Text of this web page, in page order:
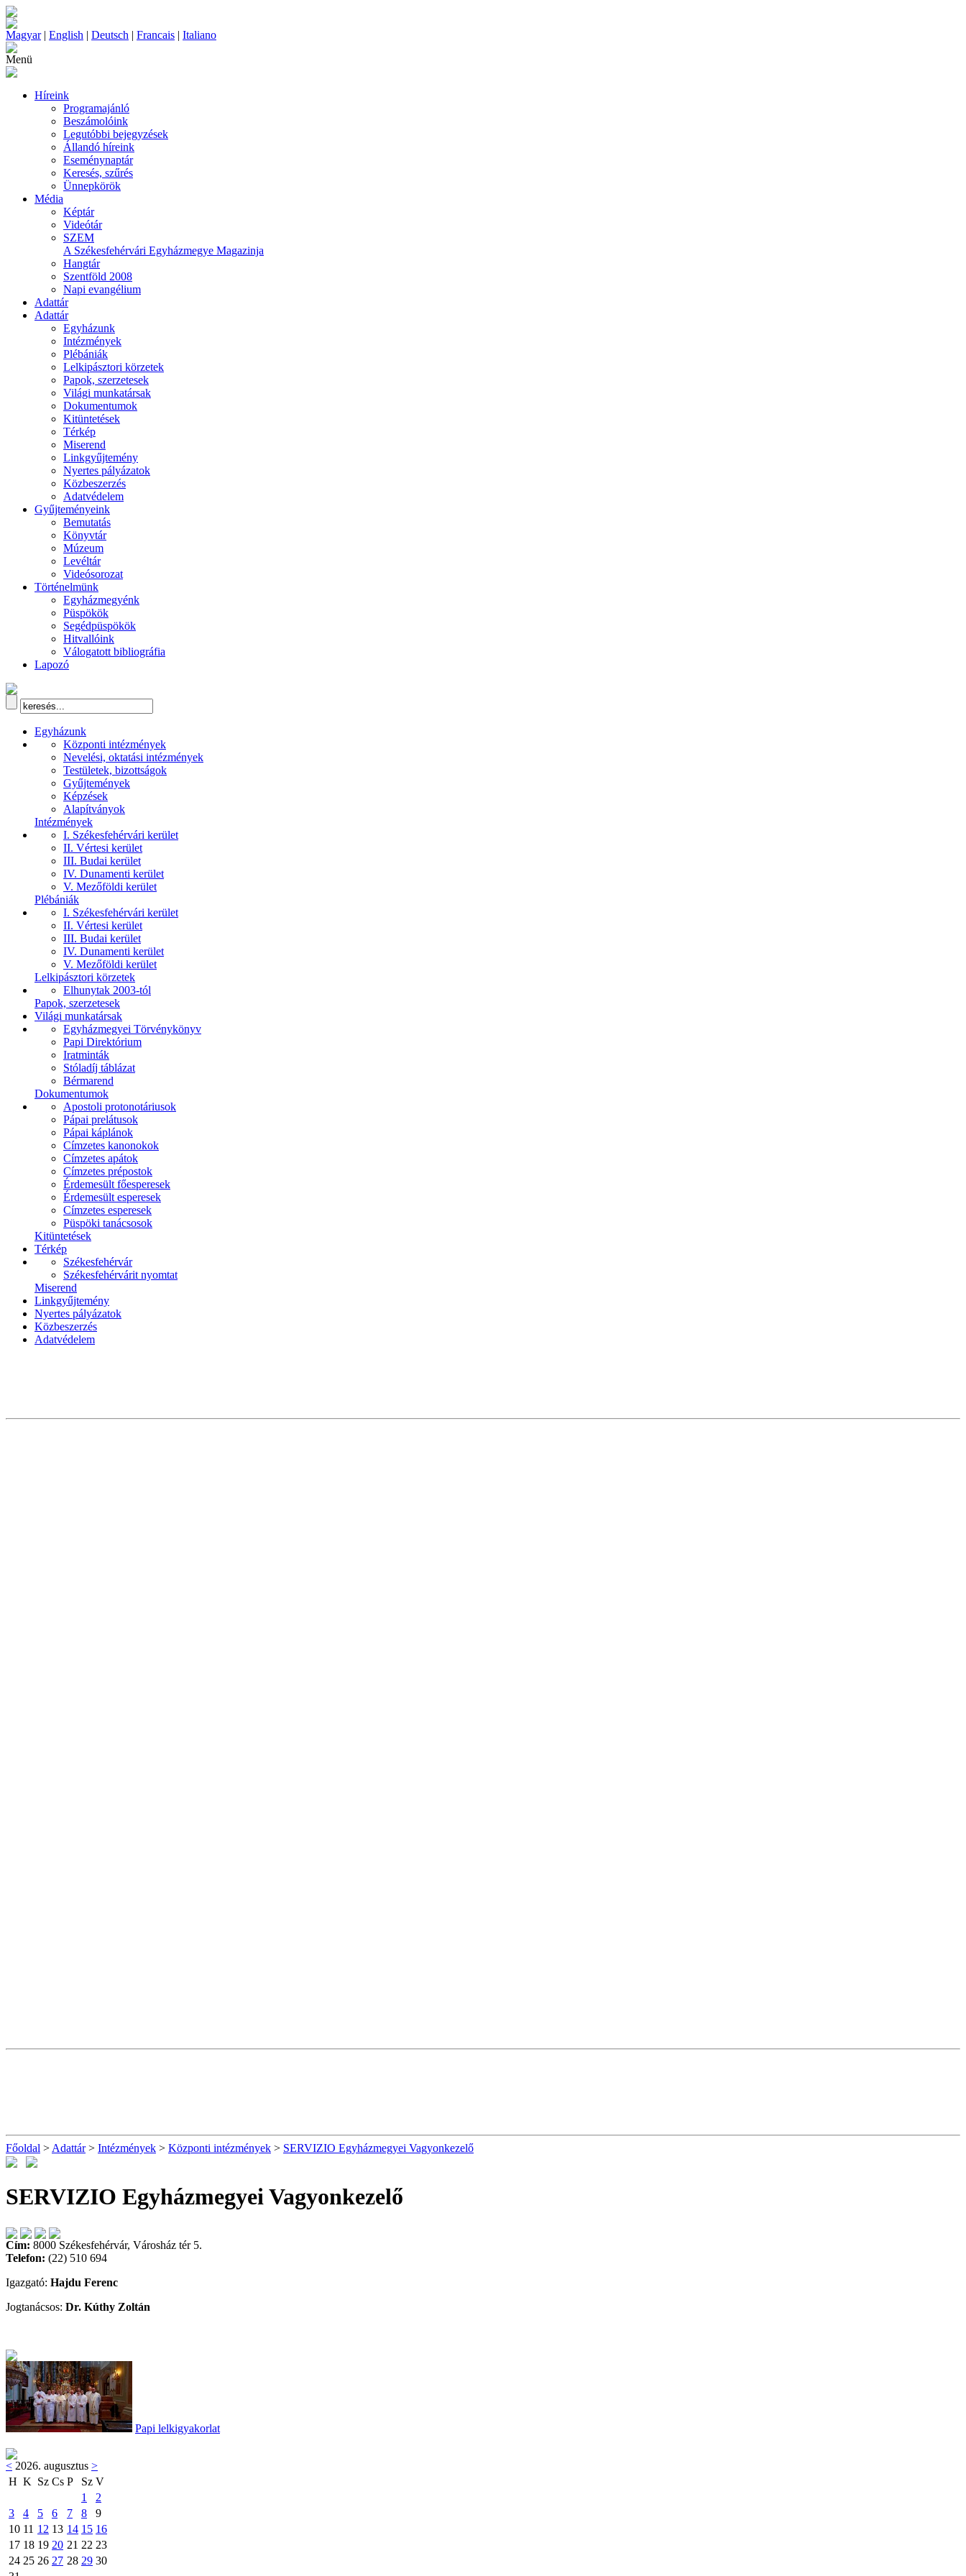
Magyar| English | Deutsch | Francais | Italiano
Menü
Híreink
Programajánló
Beszámolóink
Legutóbbi bejegyzések
Állandó híreink
Eseménynaptár
Keresés, szűrés
Ünnepkörök
Média
Képtár
Videótár
SZEM
A Székesfehérvári Egyházmegye Magazinja
Hangtár
Szentföld 2008
Napi evangélium
Adattár
Adattár
Egyházunk
Intézmények
Plébániák
Lelkipásztori körzetek
Papok, szerzetesek
Világi munkatársak
Dokumentumok
Kitüntetések
Térkép
Miserend
Linkgyűjtemény
Nyertes pályázatok
Közbeszerzés
Adatvédelem
Gyűjteményeink
Bemutatás
Könyvtár
Múzeum
Levéltár
Videósorozat
Történelmünk
Egyházmegyénk
Püspökök
Segédpüspökök
Hitvallóink
Válogatott bibliográfia
Lapozó
Egyházunk
Központi intézmények
Nevelési, oktatási intézmények
Testületek, bizottságok
Gyűjtemények
Képzések
Alapítványok
Intézmények
I. Székesfehérvári kerület
II. Vértesi kerület
III. Budai kerület
IV. Dunamenti kerület
V. Mezőföldi kerület
Plébániák
I. Székesfehérvári kerület
II. Vértesi kerület
III. Budai kerület
IV. Dunamenti kerület
V. Mezőföldi kerület
Lelkipásztori körzetek
Elhunytak 2003-tól
Papok, szerzetesek
Világi munkatársak
Egyházmegyei Törvénykönyv
Papi Direktórium
Iratminták
Stóladíj táblázat
Bérmarend
Dokumentumok
Apostoli protonotáriusok
Pápai prelátusok
Pápai káplánok
Címzetes kanonokok
Címzetes apátok
Címzetes prépostok
Érdemesült főesperesek
Érdemesült esperesek
Címzetes esperesek
Püspöki tanácsosok
Kitüntetések
Térkép
Székesfehérvár
Székesfehérvárit nyomtat
Miserend
Linkgyűjtemény
Nyertes pályázatok
Közbeszerzés
Adatvédelem
Főoldal > Adattár> Intézmények > Központi intézmények > SERVIZIO Egyházmegyei Vagyonkezelő
SERVIZIO Egyházmegyei Vagyonkezelő
Cím: 8000 Székesfehérvár, Városház tér 5.
Telefon: (22) 510 694
Igazgató: Hajdu Ferenc
Jogtanácsos: Dr. Kúthy Zoltán
Papi lelkigyakorlat
< 2026. augusztus >
H K Sz Cs P Sz V
1
2
3
4 5 6 7 8
9
10 11 12 13 14 15 16
17 18 19 20 21 22 23
24 25 26 27 28 29 30